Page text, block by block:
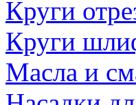
Круги
Круги
Масла и